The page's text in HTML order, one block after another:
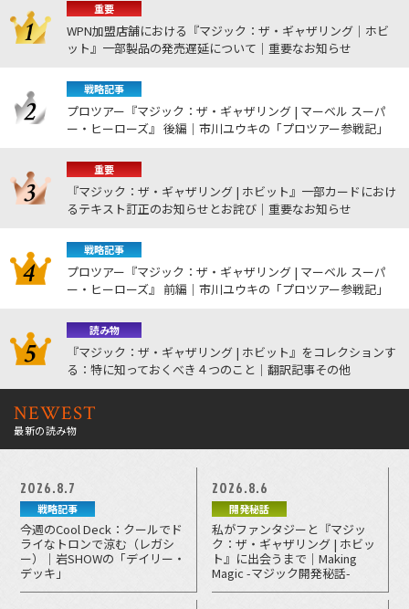
重要
WPN加盟店舗における『マジック：ザ・ギャザリング｜ホビ
ット』一部製品の発売遅延について｜重要なお知らせ
戦略記事
プロツアー『マジック：ザ・ギャザリング | マーベル スーパ
ー・ヒーローズ』 後編｜市川ユウキの「プロツアー参戦記」
重要
『マジック：ザ・ギャザリング | ホビット』一部カードにおけ
るテキスト訂正のお知らせとお詫び｜重要なお知らせ
戦略記事
プロツアー『マジック：ザ・ギャザリング | マーベル スーパ
ー・ヒーローズ』 前編｜市川ユウキの「プロツアー参戦記」
読み物
『マジック：ザ・ギャザリング | ホビット』をコレクションす
る：特に知っておくべき４つのこと｜翻訳記事その他
NEWEST
最新の読み物
2026.8.7
戦略記事
今週のCool Deck：クールでド
ライなトロンで涼む（レガシ
ー）｜岩SHOWの「デイリー・
デッキ」
2026.8.6
開発秘話
私がファンタジーと『マジッ
ク：ザ・ギャザリング | ホビッ
ト』に出会うまで｜Making
Magic -マジック開発秘話-